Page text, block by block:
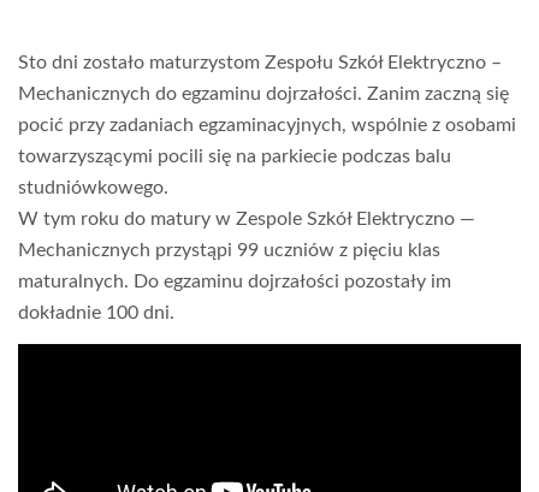
Sto dni zostało maturzystom Zespołu Szkół Elektryczno –
Mechanicznych do egzaminu dojrzałości. Zanim zaczną się
pocić przy zadaniach egzaminacyjnych, wspólnie z osobami
towarzyszącymi pocili się na parkiecie podczas balu
studniówkowego.
W tym roku do matury w Zespole Szkół Elektryczno —
Mechanicznych przystąpi 99 uczniów z pięciu klas
maturalnych. Do egzaminu dojrzałości pozostały im
dokładnie 100 dni.